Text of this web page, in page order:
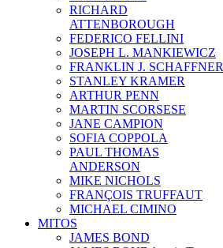
RICHARD
ATTENBOROUGH
FEDERICO FELLINI
JOSEPH L. MANKIEWICZ
FRANKLIN J. SCHAFFNER
STANLEY KRAMER
ARTHUR PENN
MARTIN SCORSESE
JANE CAMPION
SOFIA COPPOLA
PAUL THOMAS
ANDERSON
MIKE NICHOLS
FRANÇOIS TRUFFAUT
MICHAEL CIMINO
MITOS
JAMES BOND